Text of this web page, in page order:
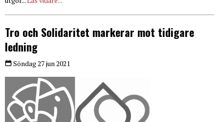
Tro och Solidaritet markerar mot tidigare
ledning
Söndag 27 jun 2021